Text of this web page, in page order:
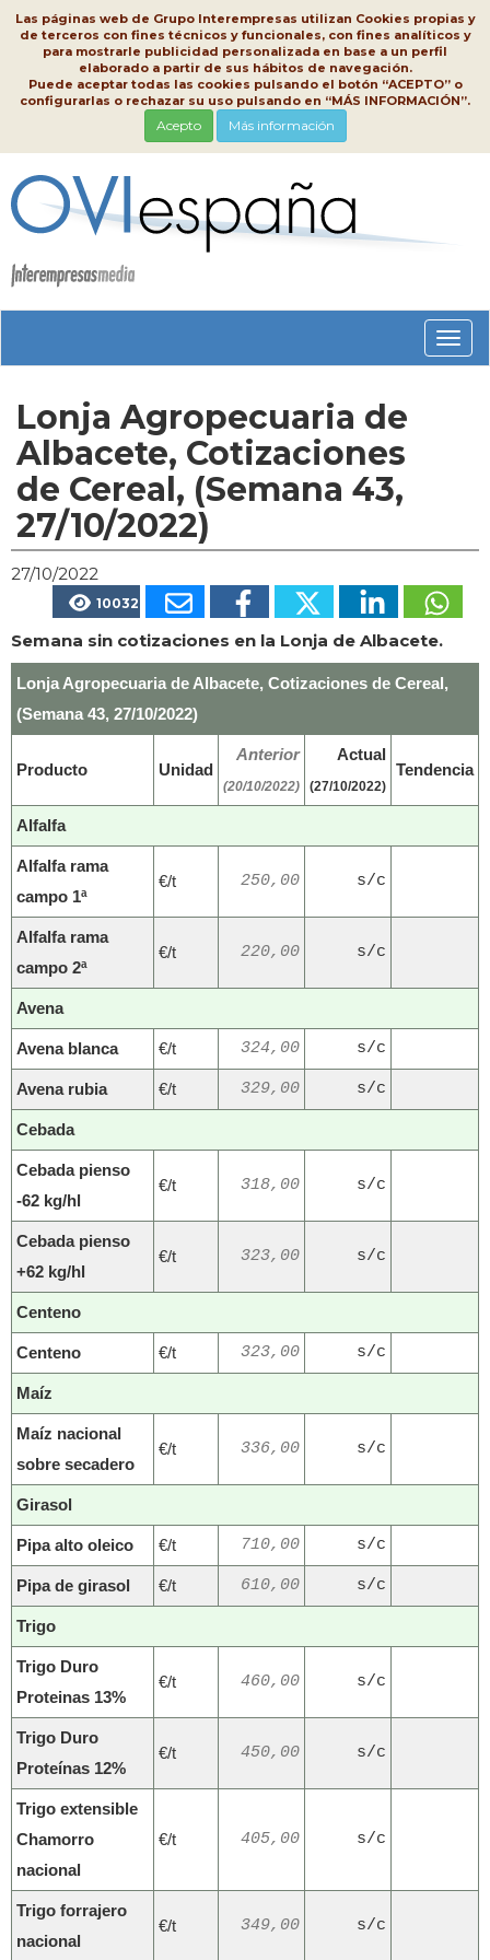
Las páginas web de Grupo Interempresas utilizan Cookies propias y
de terceros con fines técnicos y funcionales, con fines analíticos y
para mostrarle publicidad personalizada en base a un perfil
elaborado a partir de sus hábitos de navegación.
Puede aceptar todas las cookies pulsando el botón “ACEPTO” o
configurarlas o rechazar su uso pulsando en “MÁS INFORMACIÓN”.
Acepto Más información
Lonja Agropecuaria de
Albacete, Cotizaciones
de Cereal, (Semana 43,
27/10/2022)
27/10/2022
10032
Semana sin cotizaciones en la Lonja de Albacete.
Lonja Agropecuaria de Albacete, Cotizaciones de Cereal,
(Semana 43, 27/10/2022)
Producto Unidad
Anterior
(20/10/2022)
Actual
(27/10/2022)
Tendencia
Alfalfa
Alfalfa rama
campo 1ª
€/t 250,00 s/c
Alfalfa rama
campo 2ª
€/t 220,00 s/c
Avena
Avena blanca €/t 324,00 s/c
Avena rubia €/t 329,00 s/c
Cebada
Cebada pienso
-62 kg/hl
€/t 318,00 s/c
Cebada pienso
+62 kg/hl
€/t 323,00 s/c
Centeno
Centeno €/t 323,00 s/c
Maíz
Maíz nacional
sobre secadero
€/t 336,00 s/c
Girasol
Pipa alto oleico €/t 710,00 s/c
Pipa de girasol €/t 610,00 s/c
Trigo
Trigo Duro
Proteinas 13%
€/t 460,00 s/c
Trigo Duro
Proteínas 12%
€/t 450,00 s/c
Trigo extensible
Chamorro
nacional
€/t 405,00 s/c
Trigo forrajero
nacional
€/t 349,00 s/c